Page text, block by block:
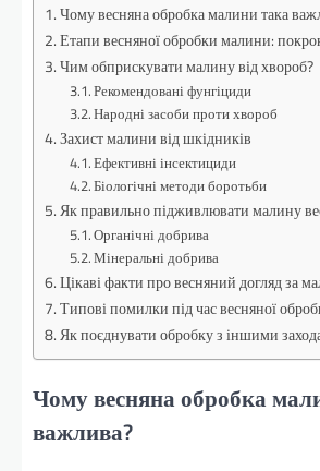
Чому весняна обробка малини така
Етапи весняної обробки малини:
Чим обприскувати малину від хвороб?
Рекомендовані фунгіциди
Народні засоби проти хвороб
Захист малини від шкідників
Ефективні інсектициди
Біологічні методи боротьби
Як правильно підживлювати малину
Органічні добрива
Мінеральні добрива
Цікаві факти про весняний догляд за
Типові помилки під час весняної
Як поєднувати обробку з іншими
Чому весняна обробка
важлива?